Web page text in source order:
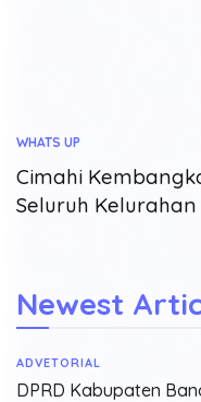
WHATS UP
Cimahi
Seluruh
Newest
ADVETORIAL
DPRD Kabupaten